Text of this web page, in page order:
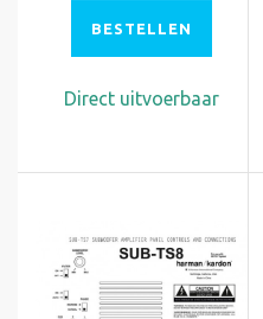
BESTELLEN
Direct uitvoerbaar